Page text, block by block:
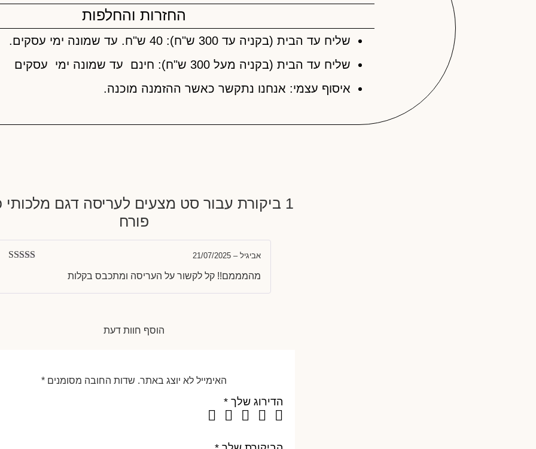
החזרות והחלפות
שליח עד הבית (בקניה עד 300 ש"ח): 40 ש"ח. עד שמונה ימי עסקים.
שליח עד הבית (בקניה מעל 300 ש"ח): חינם עד שמונה ימי עסקים
איסוף עצמי: אנחנו נתקשר כאשר ההזמנה מוכנה.
1 ביקורת עבור
סט מצעים לעריסה דגם מלכותי
פורח
אביגיל–
21/07/2025
מהמממם!! קל לקשור על העריסה ומתכבס בקלות
הוסף חוות דעת
האימייל לא יוצג באתר. שדות החובה מסומנים *
הדירוג שלך*